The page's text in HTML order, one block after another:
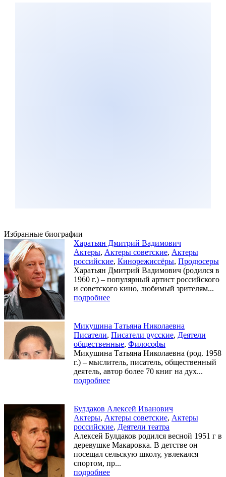
Избранные биографии
Харатьян Дмитрий Вадимович
Актеры, Актеры советские, Актеры
российские, Кинорежиссёры, Продюсеры
Харатьян Дмитрий Вадимович (родился в
1960 г.) – популярный артист российского
и советского кино, любимый зрителям...
подробнее
Микушина Татьяна Николаевна
Писатели, Писатели русские, Деятели
общественные, Философы
Микушина Татьяна Николаевна (род. 1958
г.) – мыслитель, писатель, общественный
деятель, автор более 70 книг на дух...
подробнее
Булдаков Алексей Иванович
Актеры, Актеры советские, Актеры
российские, Деятели театра
Алексей Булдаков родился весной 1951 г в
деревушке Макаровка. В детстве он
посещал сельскую школу, увлекался
спортом, пр...
подробнее